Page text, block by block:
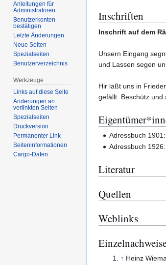
Inschriften
Inschrift auf dem
Unsern Eingang
und Lassen segen
Hir laßt uns in
gefällt. Beschütz
Adressbuch
Adressbuch
Literatur
Quellen
Weblinks
↑ Heinz
Anleitungen für
Administratoren
Benutzerkonten
bestätigen
Letzte Änderungen
Neue Seiten
Spezialseiten
Benutzerverzeichnis
Werkzeuge
Links auf diese Seite
Änderungen an
verlinkten Seiten
Spezialseiten
Druckversion
Permanenter Link
Seiten­­informationen
Cargo-Daten